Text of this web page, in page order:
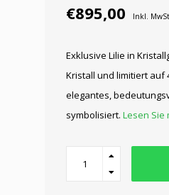
€895,00 Inkl.
Exklusive Lilie in
Kristall und limitiert auf
elegantes,
symbolisiert. Lesen Sie